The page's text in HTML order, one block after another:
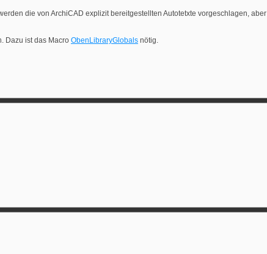
die von ArchiCAD explizit bereitgestellten Autotetxte vorgeschlagen, aber
Dazu ist das Macro ObenLibraryGlobals nötig.